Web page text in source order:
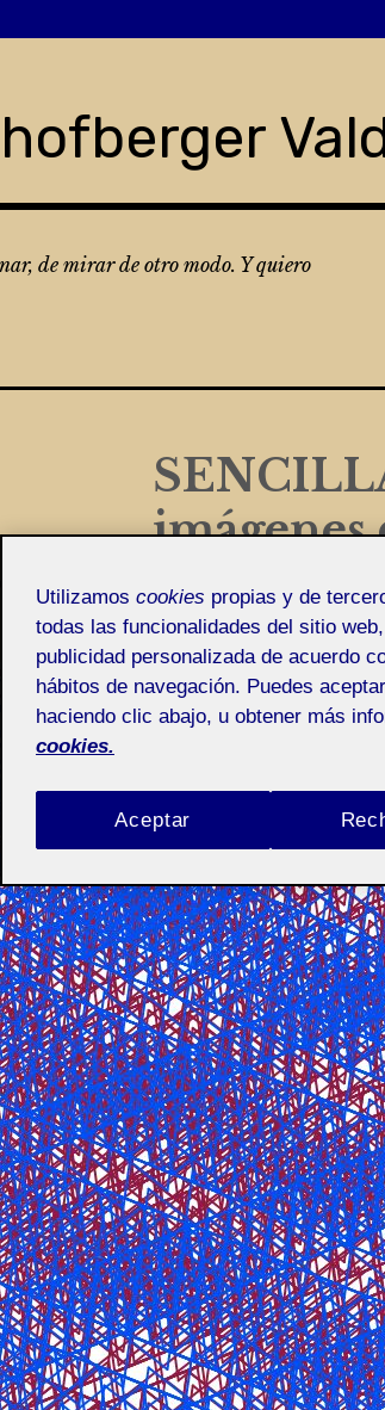
de mirar de otro modo. Y quiero
Úrsula Bischofberger Valdes
Next
Utilizamos cookies propias y de
todas las funcionalidades del sitio
publicidad personalizada de acuerdo
hábitos de navegación. Puedes
haciendo clic abajo, u obtener más
cookies.
Aceptar